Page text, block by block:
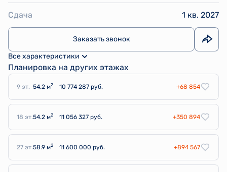
Сдача 1 кв. 2027
Заказать звонок
Все характеристики
Планировка на других этажах
9 эт. 54.2 м2 10 774 287 руб. +68 854
18 эт.54.2 м2 11 056 327 руб. +350 894
27 эт.58.9 м2 11 600 000 руб. +894 567